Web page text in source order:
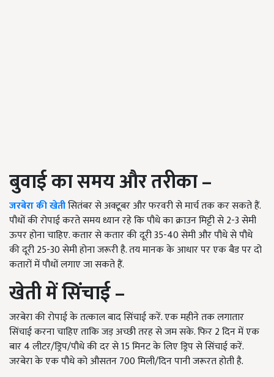
बुवाई का समय और तरीका –
जरबेरा की खेतीसितंबर से अक्टूबर और फरवरी से मार्च तक कर सकते हैं.
पौधों की रोपाई करते समय ध्यान रहे कि पौधे का क्राउन मिट्टी से 2-3 सेमी
ऊपर होना चाहिए. कतार से कतार की दूरी 35-40 सेमी और पौधे से पौधे
की दूरी 25-30 सेमी होना जरूरी है. तय मानक के आधार पर एक बैड पर दो
कतारों में पौधों लगाए जा सकते हैं.
खेती में सिंचाई –
जरबेरा की रोपाई के तत्काल बाद सिंचाई करें. एक महीने तक लगातार
सिंचाई करना चाहिए ताकि जड़ अच्छी तरह से जम सके. फिर 2 दिन में एक
बार 4 लीटर/ड्रिप/पौधे की दर से 15 मिनट के लिए ड्रिप से सिंचाई करें.
जरबेरा के एक पौधे को औसतन 700 मिली/दिन पानी जरूरत होती है.